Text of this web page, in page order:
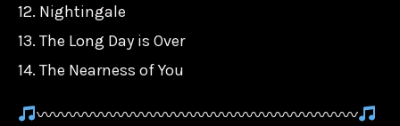
12. Nightingale
13. The Long Day is Over
14. The Nearness of You
〰〰〰〰〰〰〰〰〰〰〰〰〰〰〰〰〰〰〰〰